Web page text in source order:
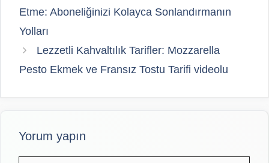
Etme: Aboneliğinizi Kolayca Sonlandırmanın
Yolları
Lezzetli Kahvaltılık Tarifler: Mozzarella
Pesto Ekmek ve Fransız Tostu Tarifi videolu
Yorum yapın